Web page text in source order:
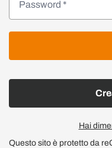
Hai
Questo sito è protetto da